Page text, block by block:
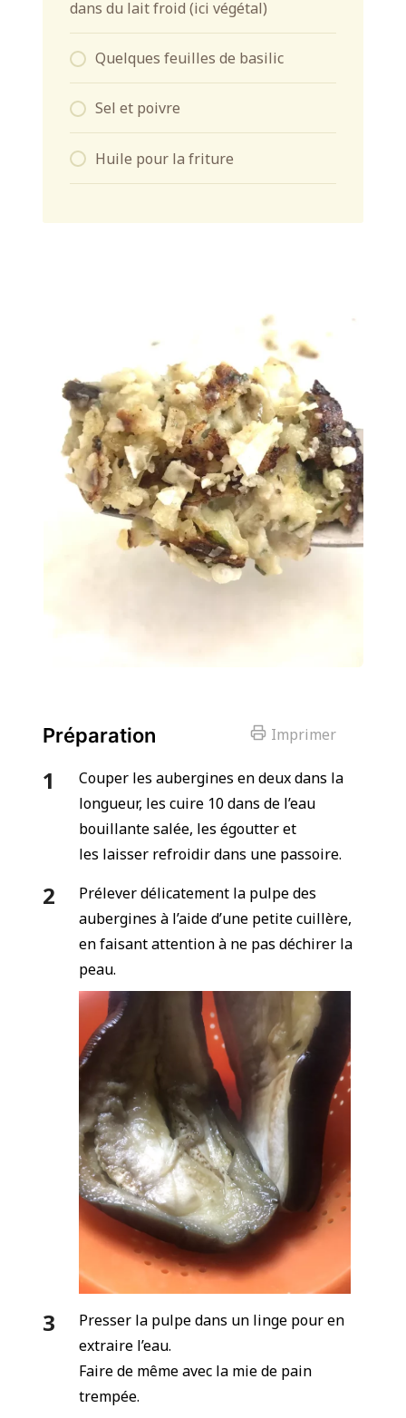
dans du lait froid (ici végétal)
Quelques feuilles de basilic
Sel et poivre
Huile pour la friture
Imprimer
Préparation
Couper les aubergines en deux dans la
longueur, les cuire 10 dans de l’eau
bouillante salée, les égoutter et
les laisser refroidir dans une passoire.
Prélever délicatement la pulpe des
aubergines à l’aide d’une petite cuillère,
en faisant attention à ne pas déchirer la
peau.
Presser la pulpe dans un linge pour en
extraire l’eau.
Faire de même avec la mie de pain
trempée.